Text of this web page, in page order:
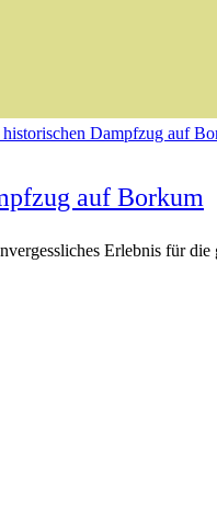
auf Borkum
Erlebnis für